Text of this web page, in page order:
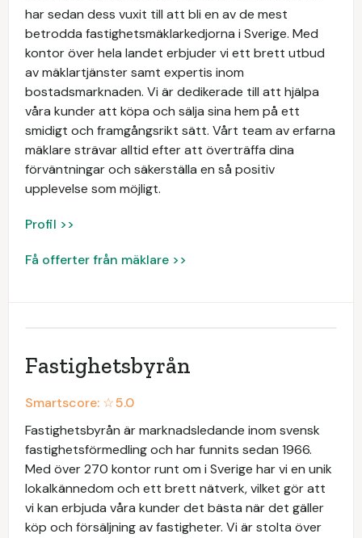
har sedan dess vuxit till att bli en av de mest
betrodda fastighetsmäklarkedjorna i Sverige. Med
kontor över hela landet erbjuder vi ett brett utbud
av mäklartjänster samt expertis inom
bostadsmarknaden. Vi är dedikerade till att hjälpa
våra kunder att köpa och sälja sina hem på ett
smidigt och framgångsrikt sätt. Vårt team av erfarna
mäklare strävar alltid efter att överträffa dina
förväntningar och säkerställa en så positiv
upplevelse som möjligt.
Profil >>
Få offerter från mäklare >>
Fastighetsbyrån
Smartscore: ☆5.0
Fastighetsbyrån är marknadsledande inom svensk
fastighetsförmedling och har funnits sedan 1966.
Med över 270 kontor runt om i Sverige har vi en unik
lokalkännedom och ett brett nätverk, vilket gör att
vi kan erbjuda våra kunder det bästa när det gäller
köp och försäljning av fastigheter. Vi är stolta över